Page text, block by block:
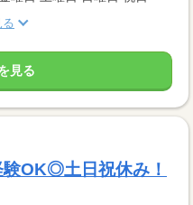
る
見る
OK◎土日祝休み！